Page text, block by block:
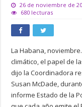
26 de noviembre de
680 lecturas
La Habana,
climático, el papel de
dijo la Coordinadora
Susan McDade,
informe Estado de la